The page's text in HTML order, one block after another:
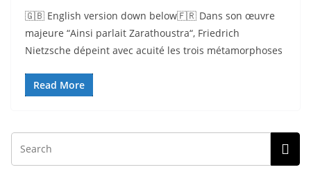
🇬🇧 English version down below🇫🇷 Dans son œuvre
majeure “Ainsi parlait Zarathoustra“, Friedrich
Nietzsche dépeint avec acuité les trois métamorphoses
Read More